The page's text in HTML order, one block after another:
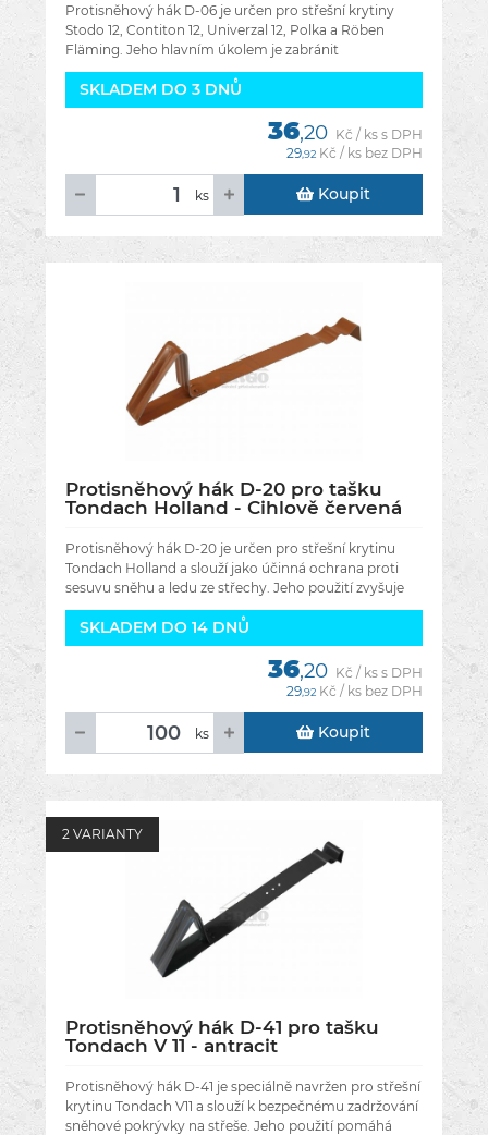
Protisněhový hák D-06 je určen pro střešní krytiny
Stodo 12, Contiton 12, Univerzal 12, Polka a Röben
Fläming. Jeho hlavním úkolem je zabránit
nekontrolovanému sesuvu sněhu a ledu ze
SKLADEM DO 3 DNŮ
36,20 Kč / ks s DPH
29,92 Kč / ks bez DPH
ks Koupit
Protisněhový hák D-20 pro tašku
Tondach Holland - Cihlově červená
Protisněhový hák D-20 je určen pro střešní krytinu
Tondach Holland a slouží jako účinná ochrana proti
sesuvu sněhu a ledu ze střechy. Jeho použití zvyšuje
bezpečnost osob
SKLADEM DO 14 DNŮ
36,20 Kč / ks s DPH
29,92 Kč / ks bez DPH
ks Koupit
2 VARIANTY
Protisněhový hák D-41 pro tašku
Tondach V 11 - antracit
Protisněhový hák D-41 je speciálně navržen pro střešní
krytinu Tondach V11 a slouží k bezpečnému zadržování
sněhové pokrývky na střeše. Jeho použití pomáhá